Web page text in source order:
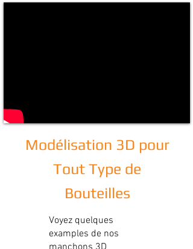
Modélisation 3D pour
Tout Type de
Bouteilles
Voyez quelques
examples de nos